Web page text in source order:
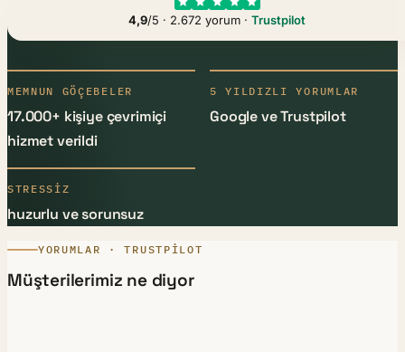
4,9/5 · 2.672 yorum · Trustpilot
MEMNUN GÖÇEBELER
17.000+ kişiye çevrimiçi
hizmet verildi
5 YILDIZLI YORUMLAR
Google ve Trustpilot
STRESSIZ
huzurlu ve sorunsuz
YORUMLAR · TRUSTPILOT
Müşterilerimiz ne diyor